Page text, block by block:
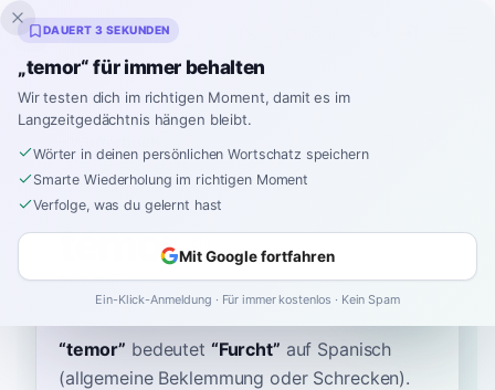
Inklingo
Startseite›Spanisch› Wörterbuch ›temor
temor
teh-MOR teˈmoɾ
“temor” bedeutet “Furcht” auf Spanisch
(allgemeine Beklemmung oder Schrecken).
DAUERT 3 SEKUNDEN
„temor“ für immer behalten
Wir testen dich im richtigen Moment, damit es im
Langzeitgedächtnis hängen bleibt.
Wörter in deinen persönlichen Wortschatz speichern
Smarte Wiederholung im richtigen Moment
Verfolge, was du gelernt hast
Mit Google fortfahren
Ein-Klick-Anmeldung · Für immer kostenlos · Kein Spam